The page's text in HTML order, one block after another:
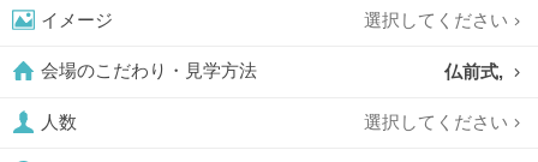
イメージ 選択してください
会場のこだわり・見学方法 仏前式,
人数 選択してください